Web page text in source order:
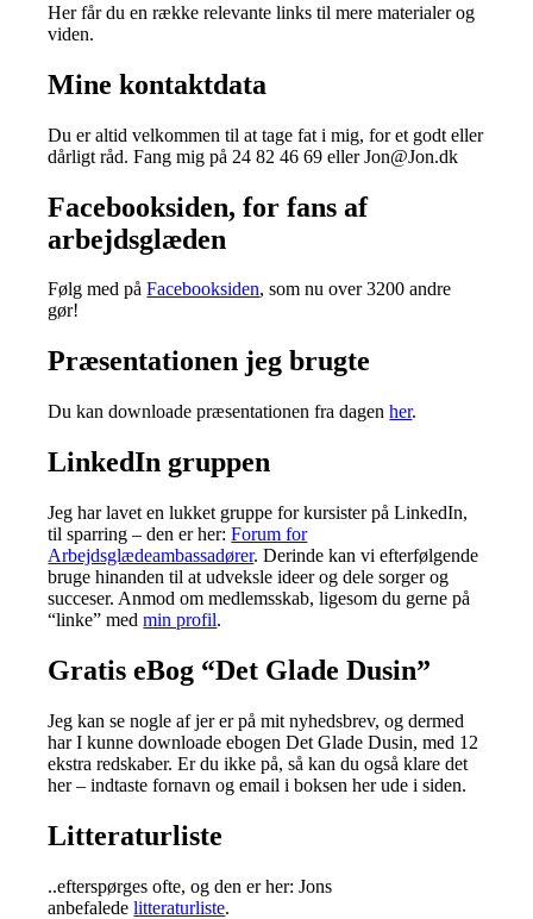
Her får du en række relevante links til mere materialer og
viden.
Mine kontaktdata
Du er altid velkommen til at tage fat i mig, for et godt eller
dårligt råd. Fang mig på 24 82 46 69 eller Jon@Jon.dk
Facebooksiden, for fans af
arbejdsglæden
Følg med påFacebooksiden, som nu over 3200 andre
gør!
Præsentationen jeg brugte
Du kan downloade præsentationen fra dagenher.
LinkedIn gruppen
Jeg har lavet en lukket gruppe for kursister på LinkedIn,
til sparring – den er her:Forum for
Arbejdsglædeambassadører. Derinde kan vi efterfølgende
bruge hinanden til at udveksle ideer og dele sorger og
succeser. Anmod om medlemsskab, ligesom du gerne på
“linke” medmin profil.
Gratis eBog “Det Glade Dusin”
Jeg kan se nogle af jer er på mit nyhedsbrev, og dermed
har I kunne downloade ebogen Det Glade Dusin, med 12
ekstra redskaber. Er du ikke på, så kan du også klare det
her – indtaste fornavn og email i boksen her ude i siden.
Litteraturliste
..efterspørges ofte, og den er her: Jons
anbefaledelitteraturliste.